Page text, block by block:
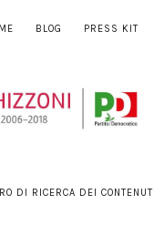
BLOG PRESS KIT
DI RICERCA DEI CONTENUTI